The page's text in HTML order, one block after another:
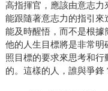
高指揮官，應該由意志
能跟隨著意志力的指引
能及時醒悟，而不是根
他的人生目標將是非常
照目標的要求來思考和
的。這樣的人，誰與爭鋒